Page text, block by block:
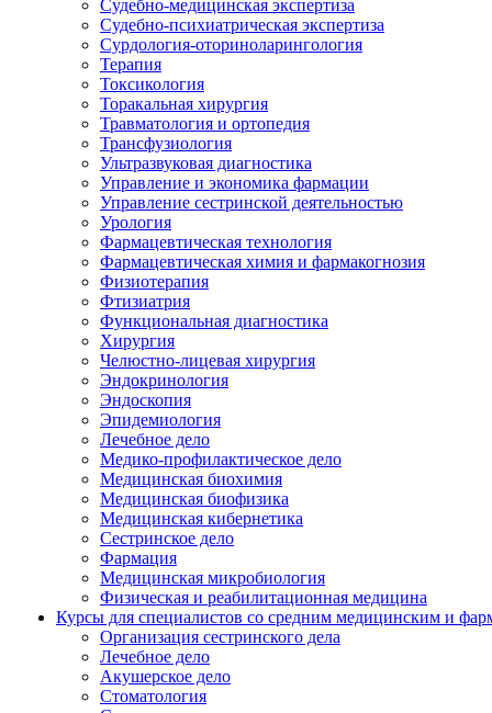
Судебно-медицинская экспертиза
Судебно-психиатрическая экспертиза
Сурдология-оториноларингология
Терапия
Токсикология
Торакальная хирургия
Травматология и ортопедия
Трансфузиология
Ультразвуковая диагностика
Управление и экономика фармации
Управление сестринской деятельностью
Урология
Фармацевтическая технология
Фармацевтическая химия и фармакогнозия
Физиотерапия
Фтизиатрия
Функциональная диагностика
Хирургия
Челюстно-лицевая хирургия
Эндокринология
Эндоскопия
Эпидемиология
Лечебное дело
Медико-профилактическое дело
Медицинская биохимия
Медицинская биофизика
Медицинская кибернетика
Сестринское дело
Фармация
Медицинская микробиология
Физическая и реабилитационная медицина
Курсы для специалистов со средним медицинским и
Организация сестринского дела
Лечебное дело
Акушерское дело
Стоматология